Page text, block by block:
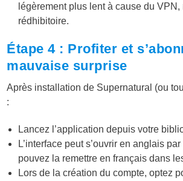
légèrement plus lent à cause du
rédhibitoire.
Étape 4 : Profiter et
mauvaise surprise
Après installation de Supernatural (ou
:
Lancez l’application depuis votre
L’interface peut s’ouvrir en anglais
pouvez la remettre en français dans
Lors de la création du compte, optez